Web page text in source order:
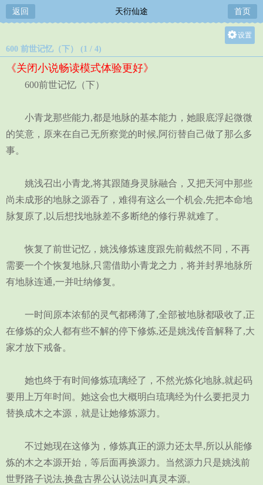
返回 天衍仙途 首页
设置
600 前世记忆（下） (1 / 4)
《关闭小说畅读模式体验更好》
600前世记忆（下）
小青龙那些能力,都是地脉的基本能力，她眼底浮起微微
的笑意，原来在自己无所察觉的时候,阿衍替自己做了那么多
事。
姚浅召出小青龙,将其跟随身灵脉融合，又把天河中那些
尚未成形的地脉之源吞了，难得有这么一个机会,先把本命地
脉复原了,以后想找地脉差不多断绝的修行界就难了。
恢复了前世记忆，姚浅修炼速度跟先前截然不同，不再
需要一个个恢复地脉,只需借助小青龙之力，将并封界地脉所
有地脉连通,一并吐纳修复。
一时间原本浓郁的灵气都稀薄了,全部被地脉都吸收了,正
在修炼的众人都有些不解的停下修炼,还是姚浅传音解释了,大
家才放下戒备。
她也终于有时间修炼琉璃经了，不然光炼化地脉,就起码
要用上万年时间。她这会也大概明白琉璃经为什么要把灵力
替换成木之本源，就是让她修炼源力。
不过她现在这修为，修炼真正的源力还太早,所以从能修
炼的木之本源开始，等后面再换源力。当然源力只是姚浅前
世野路子说法,换盘古界公认说法叫真灵本源。